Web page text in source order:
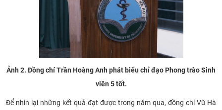
Ảnh 2. Đồng chí Trần Hoàng Anh phát biểu chỉ đạo Phong trào Sinh
viên 5 tốt.
Để nhìn lại những kết quả đạt được trong năm qua, đồng chí Vũ Hà